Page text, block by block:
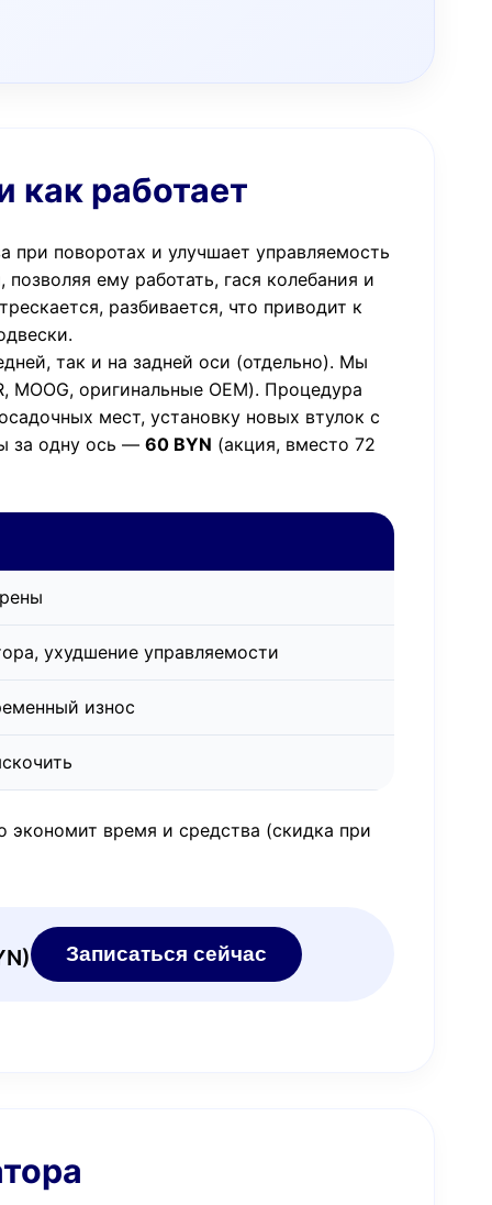
как работает
при поворотах и улучшает управляемость
ему работать, гася колебания и
разбивается, что приводит к
так и на задней оси (отдельно). Мы
MOOG, оригинальные OEM). Процедура
мест, установку новых втулок с
за одну ось — 60 BYN (акция, вместо 72
ухудшение управляемости
износ
экономит время и средства (скидка при
Записаться сейчас